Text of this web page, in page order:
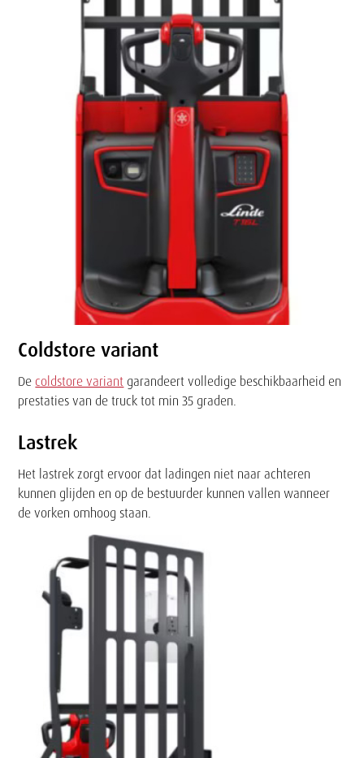
Coldstore variant
De coldstore variant garandeert volledige beschikbaarheid en
prestaties van de truck tot min 35 graden.
Lastrek
Het lastrek zorgt ervoor dat ladingen niet naar achteren
kunnen glijden en op de bestuurder kunnen vallen wanneer
de vorken omhoog staan.